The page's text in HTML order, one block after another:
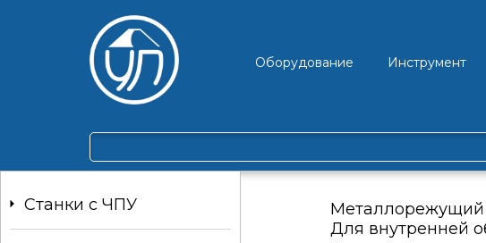
Оборудование Инструмент
Станки c ЧПУ Металлорежущий
Для внутренней